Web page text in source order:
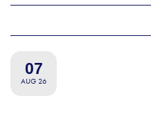
07
AUG 26